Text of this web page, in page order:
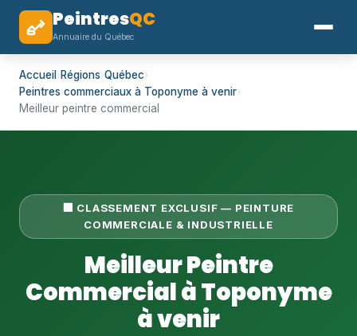
PeintresQC
Annuaire du Québec
Accueil ›Régions›Québec›
Peintres commerciaux à Toponyme à venir›
Meilleur peintre commercial
🏢 CLASSEMENT EXCLUSIF — PEINTURE
COMMERCIALE & INDUSTRIELLE
Meilleur Peintre
Commercial à Toponyme
à venir